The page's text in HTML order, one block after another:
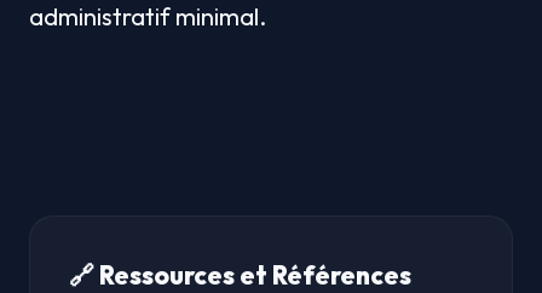
administratif minimal.
🔗 Ressources et Références